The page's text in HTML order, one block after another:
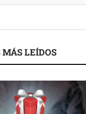
LEÍDOS